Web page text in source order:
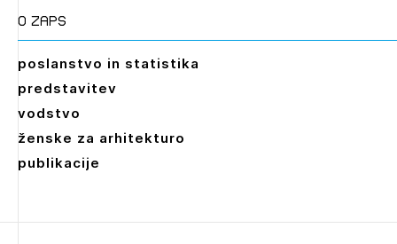
O zaps
poslanstvo in statistika
predstavitev
vodstvo
ženske za arhitekturo
publikacije